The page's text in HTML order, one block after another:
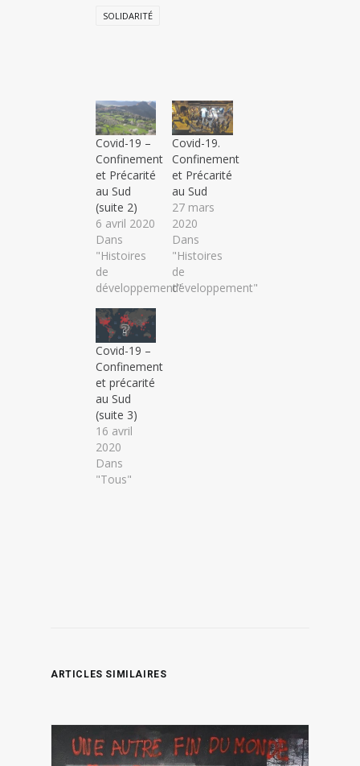
SOLIDARITÉ
Covid-19 –
Confinement
et Précarité
au Sud
(suite 2)
6 avril 2020
Dans
"Histoires
de
développement"
Covid-19.
Confinement
et Précarité
au Sud
27 mars
2020
Dans
"Histoires
de
développement"
Covid-19 –
Confinement
et précarité
au Sud
(suite 3)
16 avril
2020
Dans
"Tous"
ARTICLES SIMILAIRES